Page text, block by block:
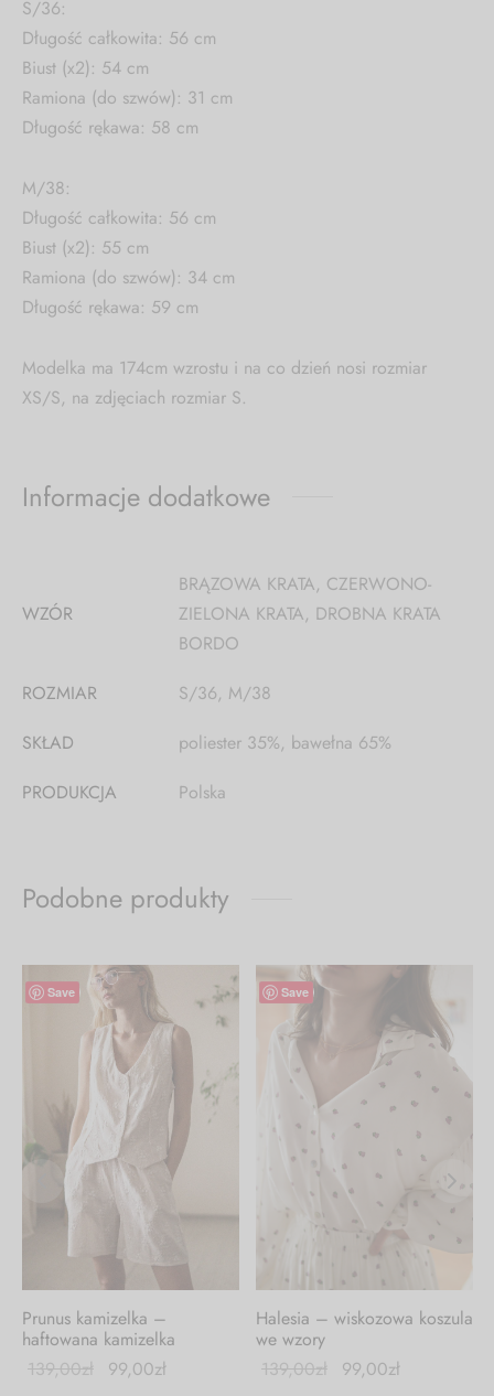
S/36:
Długość całkowita: 56 cm
Biust (x2): 54 cm
Ramiona (do szwów): 31 cm
Długość rękawa: 58 cm
M/38:
Długość całkowita: 56 cm
Biust (x2): 55 cm
Ramiona (do szwów): 34 cm
Długość rękawa: 59 cm
Modelka ma 174cm wzrostu i na co dzień nosi rozmiar
XS/S, na zdjęciach rozmiar S.
Informacje dodatkowe
WZÓR
BRĄZOWA KRATA, CZERWONO-
ZIELONA KRATA, DROBNA KRATA
BORDO
ROZMIAR
S/36, M/38
SKŁAD
poliester 35%, bawełna 65%
PRODUKCJA
Polska
Podobne produkty
Save
-29%
Prunus kamizelka –
haftowana kamizelka
139,00zł 99,00zł
Save
-29%
Halesia – wiskozowa koszula
we wzory
139,00zł 99,00zł